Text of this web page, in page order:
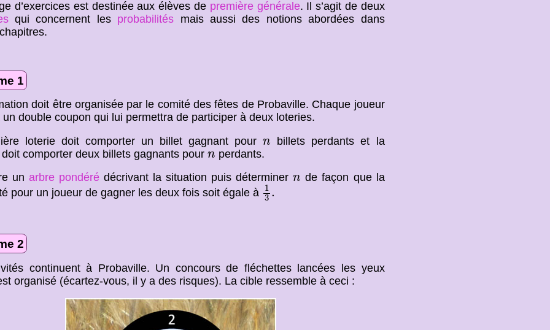
d’exercices est destinée aux élèves de première générale. Il s’agit de deux
qui concernent les probabilités mais aussi des notions abordées dans
1
doit être organisée par le comité des fêtes de Probaville. Chaque joueur
un double coupon qui lui permettra de participer à deux loteries.
loterie doit comporter un billet gagnant pourn
n
billets perdants et la
comporter deux billets gagnants pour n
n perdants.
un arbre pondérédécrivant la situation puis déterminern
n de façon que la
pour un joueur de gagner les deux fois soit égale à 1
3 .
13.
2
continuent à Probaville. Un concours de fléchettes lancées les yeux
organisé (écartez-vous, il y a des risques). La cible ressemble à ceci :